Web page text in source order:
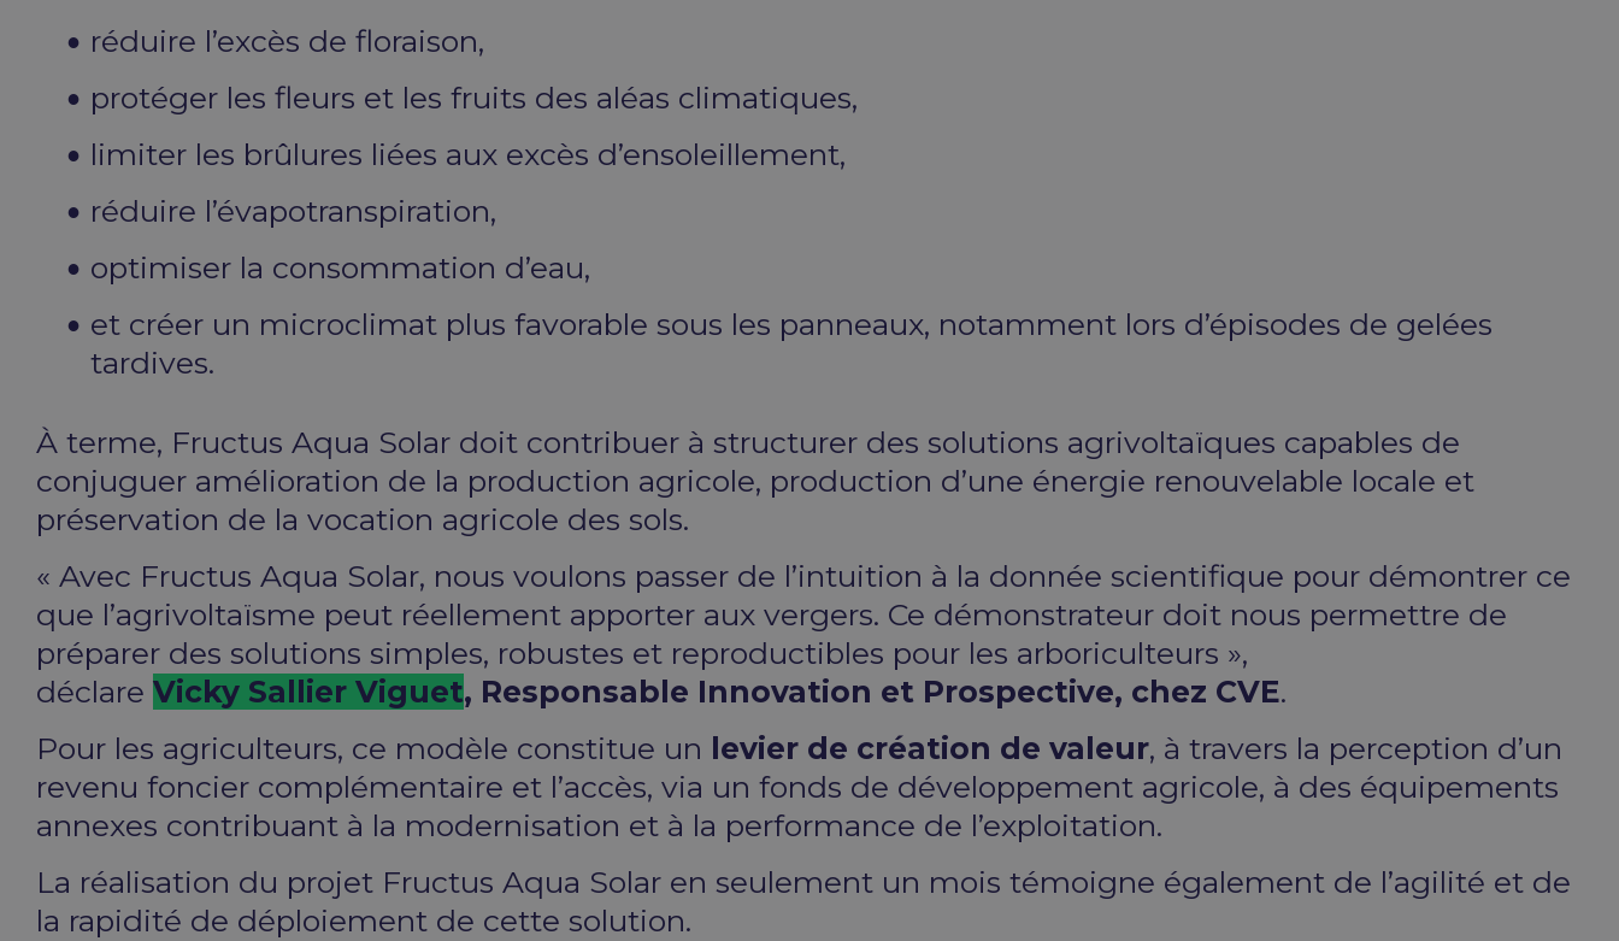
réduire l’excès de floraison,
protéger les fleurs et les fruits des aléas climatiques,
limiter les brûlures liées aux excès d’ensoleillement,
réduire l’évapotranspiration,
optimiser la consommation d’eau,
et créer un microclimat plus favorable sous les panneaux, notamment lors d’épisodes de gelées
tardives.
À terme, Fructus Aqua Solar doit contribuer à structurer des solutions agrivoltaïques capables de
conjuguer amélioration de la production agricole, production d’une énergie renouvelable locale et
préservation de la vocation agricole des sols.
« Avec Fructus Aqua Solar, nous voulons passer de l’intuition à la donnée scientifique pour démontrer ce
que l’agrivoltaïsme peut réellement apporter aux vergers. Ce démonstrateur doit nous permettre de
préparer des solutions simples, robustes et reproductibles pour les arboriculteurs »,
déclare Vicky Sallier Viguet, Responsable Innovation et Prospective, chez CVE.
Pour les agriculteurs, ce modèle constitue un levier de création de valeur, à travers la perception d’un
revenu foncier complémentaire et l’accès, via un fonds de développement agricole, à des équipements
annexes contribuant à la modernisation et à la performance de l’exploitation.
La réalisation du projet Fructus Aqua Solar en seulement un mois témoigne également de l’agilité et de
la rapidité de déploiement de cette solution.